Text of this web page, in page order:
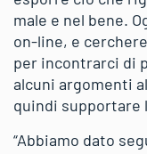
male e nel bene.
on-line, e
per incontrarci di
alcuni argomenti
quindi supportare
“Abbiamo dato